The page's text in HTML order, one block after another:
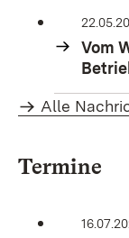
Vom
Alle
Termine